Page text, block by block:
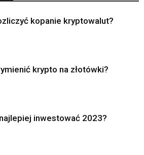
kopanie kryptowalut?
krypto na złotówki?
inwestować 2023?